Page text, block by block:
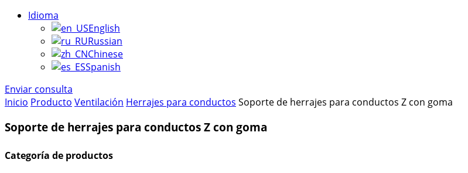
Idioma
English
Russian
Chinese
Spanish
Enviar consulta
Inicio Producto Ventilación Herrajes para conductos Soporte de herrajes para conductos Z con goma
Soporte de herrajes para conductos Z con goma
Categoría de productos